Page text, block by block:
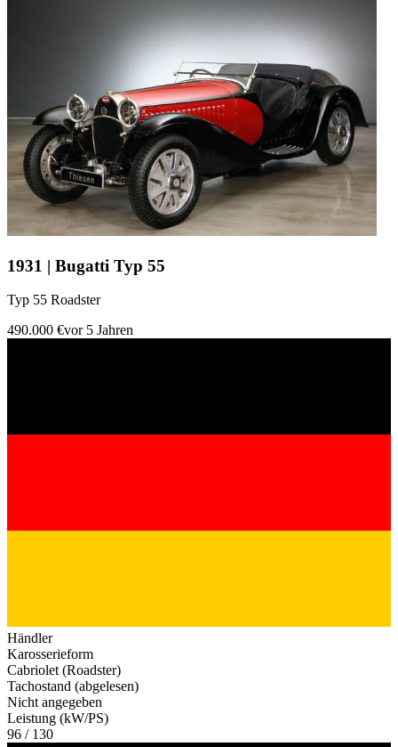
1931 | Bugatti Typ 55
Typ 55 Roadster
490.000 €vor 5 Jahren
Händler
Karosserieform
Cabriolet (Roadster)
Tachostand (abgelesen)
Nicht angegeben
Leistung (kW/PS)
96 / 130